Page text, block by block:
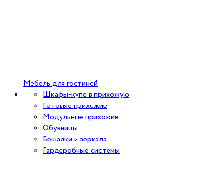
Мебель для гостиной
Шкафы-купе в прихожую
Готовые прихожие
Модульные прихожие
Обувницы
Вешалки и зеркала
Гардеробные системы